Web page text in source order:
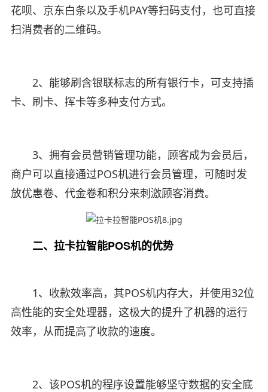
花呗、京东白条以及手机PAY等扫码支付，也可直接
扫消费者的二维码。
2、能够刷含银联标志的所有银行卡，可支持插
卡、刷卡、挥卡等多种支付方式。
3、拥有会员营销管理功能，顾客成为会员后，
商户可以直接通过POS机进行会员管理，可随时发
放优惠卷、代金卷和积分来刺激顾客消费。
二、拉卡拉智能POS机的优势
1、收款效率高，其POS机内存大，并使用32位
高性能的安全处理器，这极大的提升了机器的运行
效率，从而提高了收款的速度。
2、该POS机的程序设置能够坚守数据的安全底